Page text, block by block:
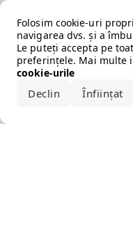
Folosim cookie-uri
navigarea dvs. și a
Le puteți accepta pe
preferințele. Mai multe
cookie-urile
Declin Înființat
Error